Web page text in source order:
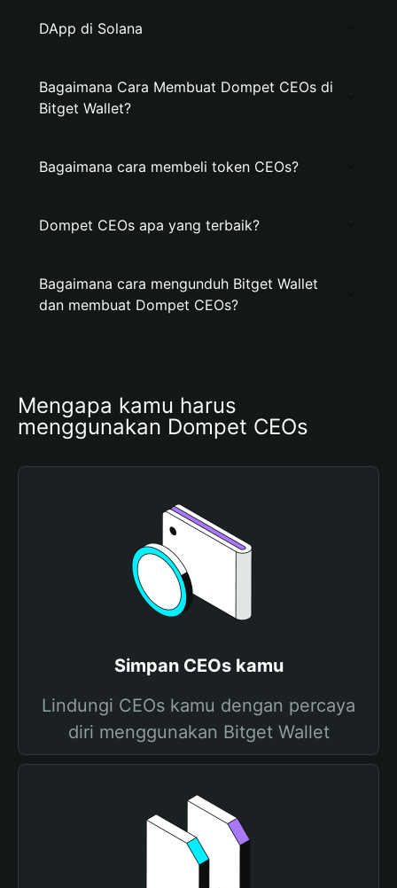
DApp di Solana
Bagaimana Cara Membuat Dompet CEOs di
Bitget Wallet?
Bagaimana cara membeli token CEOs?
Dompet CEOs apa yang terbaik?
Bagaimana cara mengunduh Bitget Wallet
dan membuat Dompet CEOs?
Mengapa kamu harus
menggunakan Dompet CEOs
Simpan CEOs kamu
Lindungi CEOs kamu dengan percaya
diri menggunakan Bitget Wallet